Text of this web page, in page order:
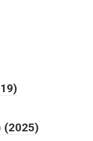
(2025)